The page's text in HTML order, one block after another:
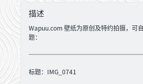
描述
Wapuu.com 壁纸为原创及特约拍摄，可
题：
标题：IMG_0741